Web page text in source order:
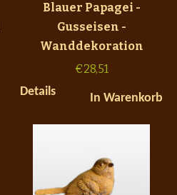
Blauer Papagei -
Gusseisen -
Wanddekoration
€28,51
Details
In Warenkorb